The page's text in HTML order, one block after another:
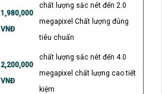
1,980,000
VNĐ
chất lượng sắc nét đến 2.0
megapixel Chất lượng đúng
tiêu chuẩn
2,200,000
VNĐ
chất lượng sắc nét đến 4.0
megapixel chất lượng cao tiết
kiệm